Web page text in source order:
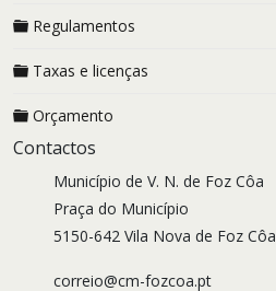
Regulamentos
Taxas e licenças
Orçamento
Contactos
Município de V. N. de Foz Côa
Praça do Município
5150-642 Vila Nova de Foz Côa
correio@cm-fozcoa.pt